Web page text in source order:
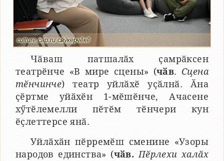
culture.cap.ru сӑнӳкерчӗкӗ
Чӑваш патшалӑх ҫамрӑксен
театрӗнче «В мире сцены» (чӑв. Сцена
тӗнчинче) театр уйлӑхӗ уҫӑлнӑ. Ӑна
ҫӗртме уйӑхӗн 1-мӗшӗнче, Ачасене
хӳтӗлемелли пӗтӗм тӗнчери кун
ӗҫлеттерсе янӑ.
Уйлӑхӑн пӗрремӗш сменине «Узоры
народов единства» (чӑв. Пӗрлехи халӑх